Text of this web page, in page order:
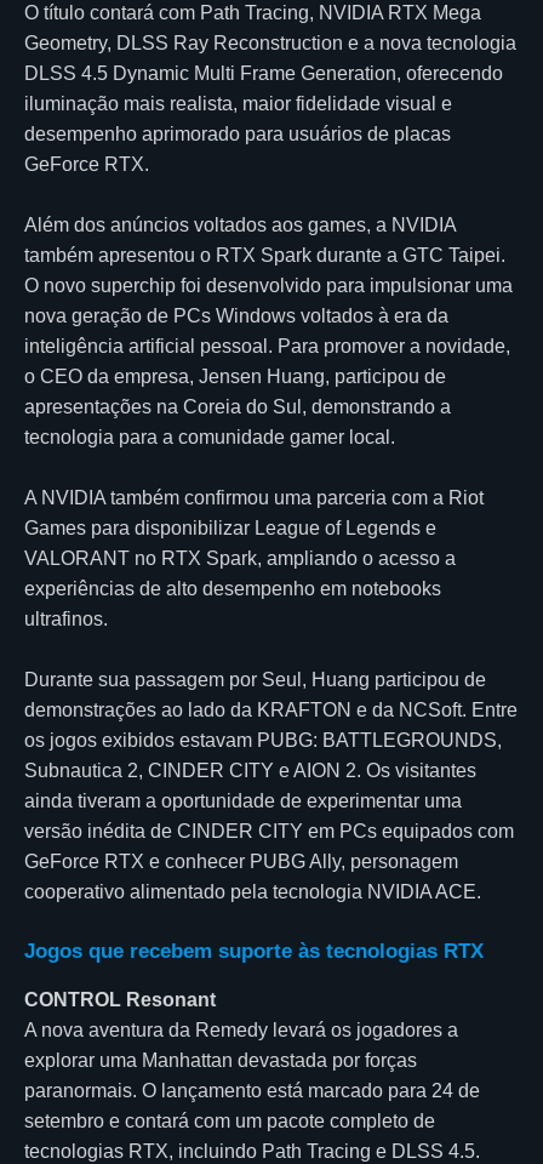
O título contará com Path Tracing, NVIDIA RTX Mega
Geometry, DLSS Ray Reconstruction e a nova tecnologia
DLSS 4.5 Dynamic Multi Frame Generation, oferecendo
iluminação mais realista, maior fidelidade visual e
desempenho aprimorado para usuários de placas
GeForce RTX.
Além dos anúncios voltados aos games, a NVIDIA
também apresentou o RTX Spark durante a GTC Taipei.
O novo superchip foi desenvolvido para impulsionar uma
nova geração de PCs Windows voltados à era da
inteligência artificial pessoal. Para promover a novidade,
o CEO da empresa, Jensen Huang, participou de
apresentações na Coreia do Sul, demonstrando a
tecnologia para a comunidade gamer local.
A NVIDIA também confirmou uma parceria com a Riot
Games para disponibilizar League of Legends e
VALORANT no RTX Spark, ampliando o acesso a
experiências de alto desempenho em notebooks
ultrafinos.
Durante sua passagem por Seul, Huang participou de
demonstrações ao lado da KRAFTON e da NCSoft. Entre
os jogos exibidos estavam PUBG: BATTLEGROUNDS,
Subnautica 2, CINDER CITY e AION 2. Os visitantes
ainda tiveram a oportunidade de experimentar uma
versão inédita de CINDER CITY em PCs equipados com
GeForce RTX e conhecer PUBG Ally, personagem
cooperativo alimentado pela tecnologia NVIDIA ACE.
Jogos que recebem suporte às tecnologias RTX
CONTROL Resonant
A nova aventura da Remedy levará os jogadores a
explorar uma Manhattan devastada por forças
paranormais. O lançamento está marcado para 24 de
setembro e contará com um pacote completo de
tecnologias RTX, incluindo Path Tracing e DLSS 4.5.